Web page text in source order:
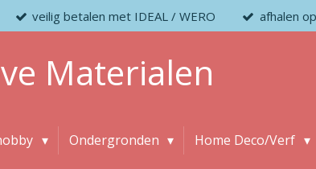
veilig betalen met IDEAL / WERO afhalen
Materialen
Ondergronden
Home Deco/Verf